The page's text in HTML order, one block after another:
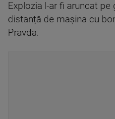
Explozia l-ar fi aruncat
distanță de mașina cu
Pravda.